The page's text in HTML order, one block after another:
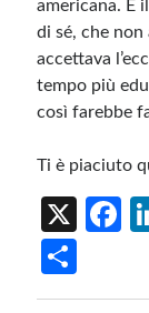
americana. È
di sé, che non
accettava
tempo più
così farebbe
Ti è piaciuto
X
h